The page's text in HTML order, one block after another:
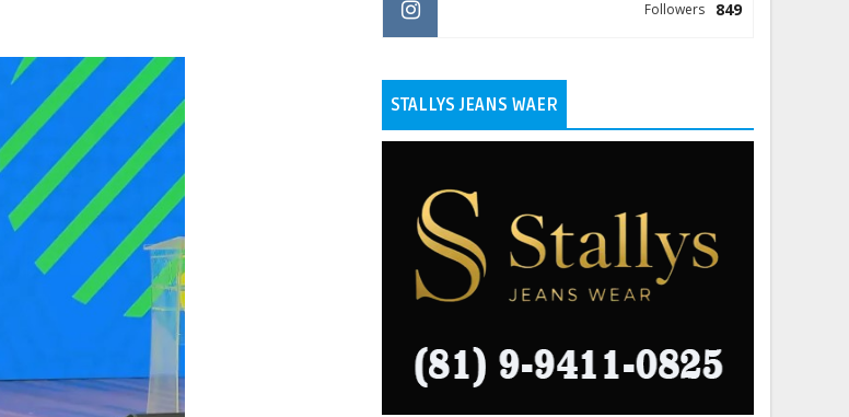
849
Followers
STALLYS JEANS WAER